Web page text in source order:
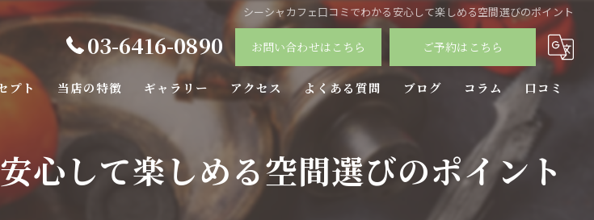
シーシャカフェ口コミでわかる安心して楽しめる空間選びのポイント
03-6416-0890 お問い合わせはこちら ご予約はこちら
プト 当店の特徴
バー
カフェ
ギャラリー アクセス よくある質問 ブログ コラム 口コミ
心して楽しめる空間選びのポイント